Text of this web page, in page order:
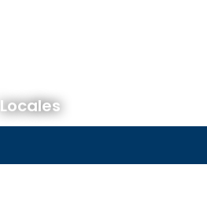
Locales